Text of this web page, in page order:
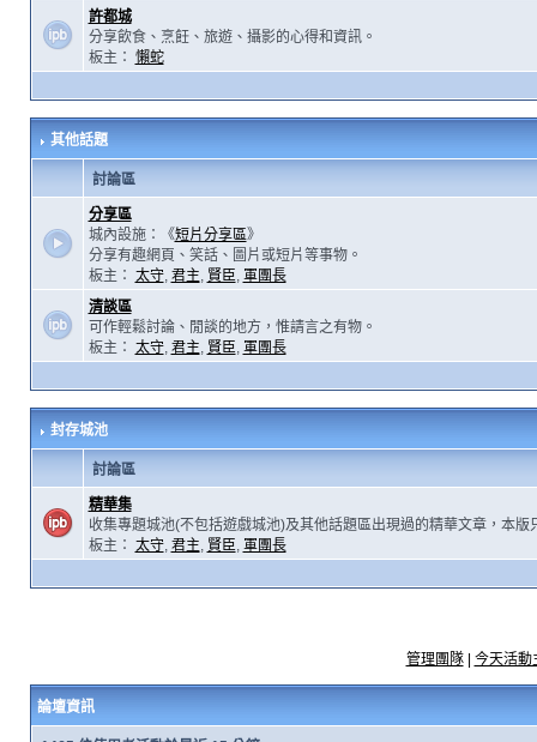
許都城
分享飲食、烹飪、旅遊、攝影的心得和資訊。
板主： 懶蛇
其他話題
討論區
分享區
城內設施：《短片分享區》
分享有趣網頁、笑話、圖片或短片等事物。
板主： 太守, 君主, 賢臣, 軍團長
清談區
可作輕鬆討論、閒談的地方，惟請言之有物。
板主： 太守, 君主, 賢臣, 軍團長
封存城池
討論區
精華集
收集專題城池(不包括遊戲城池)及其他話題區出現過的精華文章，本版
板主： 太守, 君主, 賢臣, 軍團長
管理團隊| 今天活動
論壇資訊